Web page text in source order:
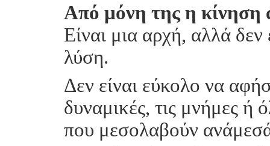
Από μόνη της η κίνηση
Είναι μια αρχή, αλλά δεν
λύση.
Δεν είναι εύκολο να
δυναμικές, τις μνήμες ή
που μεσολαβούν